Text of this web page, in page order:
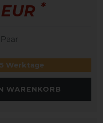
*
Paar
Werktage
WARENKORB